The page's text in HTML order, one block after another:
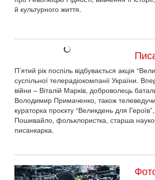
й культурного життя.
П’ятий рік поспіль відбувається акція
суспільної телерадіокомпанії України.
війни – Віталій Марків, доброволець
Володимир Примаченко, також
кураторка проєкту “Великдень для
Пошивайло, фольклористка, старша
писанкарка.